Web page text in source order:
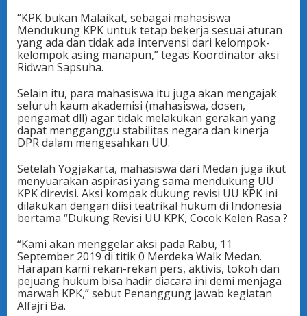
“KPK bukan Malaikat, sebagai mahasiswa
Mendukung KPK untuk tetap bekerja sesuai aturan
yang ada dan tidak ada intervensi dari kelompok-
kelompok asing manapun,” tegas Koordinator aksi
Ridwan Sapsuha.
Selain itu, para mahasiswa itu juga akan mengajak
seluruh kaum akademisi (mahasiswa, dosen,
pengamat dll) agar tidak melakukan gerakan yang
dapat mengganggu stabilitas negara dan kinerja
DPR dalam mengesahkan UU.
Setelah Yogjakarta, mahasiswa dari Medan juga ikut
menyuarakan aspirasi yang sama mendukung UU
KPK direvisi. Aksi kompak dukung revisi UU KPK ini
dilakukan dengan diisi teatrikal hukum di Indonesia
bertama “Dukung Revisi UU KPK, Cocok Kelen Rasa ?
“Kami akan menggelar aksi pada Rabu, 11
September 2019 di titik 0 Merdeka Walk Medan.
Harapan kami rekan-rekan pers, aktivis, tokoh dan
pejuang hukum bisa hadir diacara ini demi menjaga
marwah KPK,” sebut Penanggung jawab kegiatan
Alfajri Ba.